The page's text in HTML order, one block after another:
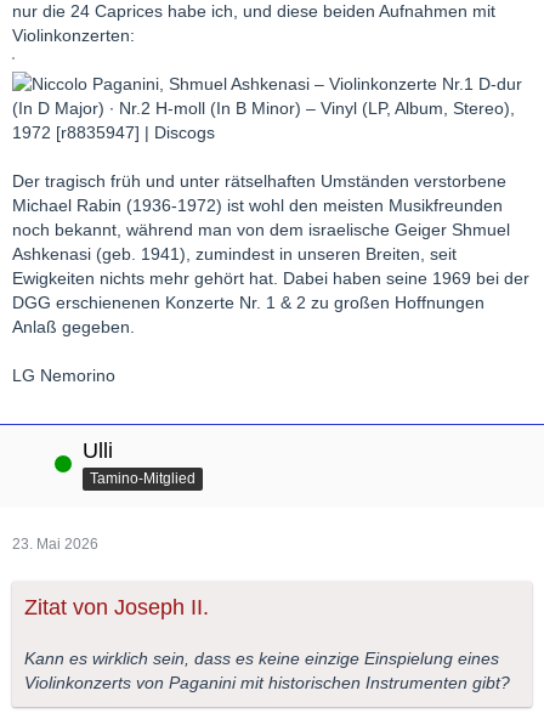
nur die 24 Caprices habe ich, und diese beiden Aufnahmen mit
Violinkonzerten:
Der tragisch früh und unter rätselhaften Umständen verstorbene
Michael Rabin (1936-1972) ist wohl den meisten Musikfreunden
noch bekannt, während man von dem israelische Geiger Shmuel
Ashkenasi (geb. 1941), zumindest in unseren Breiten, seit
Ewigkeiten nichts mehr gehört hat. Dabei haben seine 1969 bei der
DGG erschienenen Konzerte Nr. 1 & 2 zu großen Hoffnungen
Anlaß gegeben.
LG Nemorino
Online Ulli
Tamino-Mitglied
23. Mai 2026
Zitat von Joseph II.
Kann es wirklich sein, dass es keine einzige Einspielung eines
Violinkonzerts von Paganini mit historischen Instrumenten gibt?